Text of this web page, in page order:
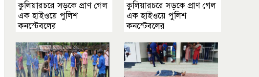
কুলিয়ারচরে সড়কে প্রাণ গেল
এক হাইওয়ে পুলিশ
কনস্টেবলের
কুলিয়ারচরে সড়কে প্রাণ গেল
এক হাইওয়ে পুলিশ
কনস্টেবলের